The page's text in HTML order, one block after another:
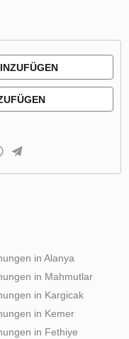
in Alanya
in Mahmutlar
in Kargicak
in Kemer
in Fethiye